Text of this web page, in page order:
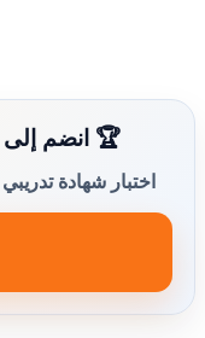
🏆 انضم إلى
اختبار شهادة